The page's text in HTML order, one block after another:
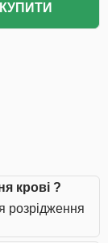
крові ?
розрідження